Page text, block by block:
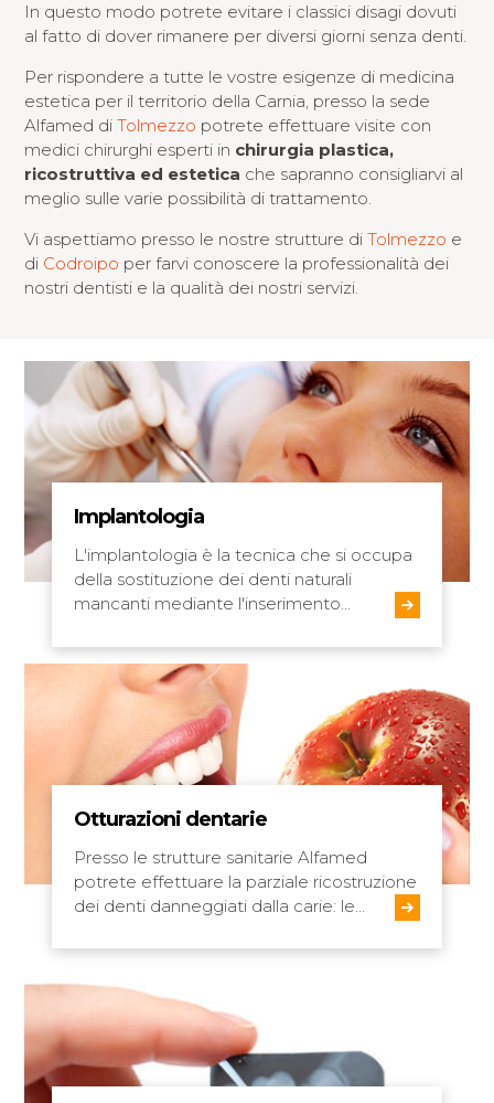
In questo modo potrete evitare i classici disagi dovuti
al fatto di dover rimanere per diversi giorni senza denti.
Per rispondere a tutte le vostre esigenze di medicina
estetica per il territorio della Carnia, presso la sede
Alfamed diTolmezzo potrete effettuare visite con
medici chirurghi esperti in chirurgia plastica,
ricostruttiva ed estetica che sapranno consigliarvi al
meglio sulle varie possibilità di trattamento.
Vi aspettiamo presso le nostre strutture diTolmezzo e
di Codroipo per farvi conoscere la professionalità dei
nostri dentisti e la qualità dei nostri servizi.
Implantologia
L'implantologia è la tecnica che si occupa
della sostituzione dei denti naturali
mancanti mediante l'inserimento…
Otturazioni dentarie
Presso le strutture sanitarie Alfamed
potrete effettuare la parziale ricostruzione
dei denti danneggiati dalla carie: le…